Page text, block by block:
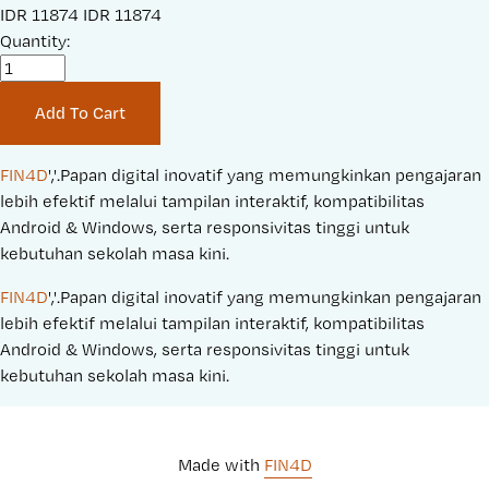
S
a
r
i
c
e
:
IDR 11874 O
i
n
a
l
P
r
c
e
:
IDR 11874
Quantity:
Add To Cart
FIN4D','.Papan digital inovatif yang memungkinkan pengajaran
lebih efektif melalui tampilan interaktif, kompatibilitas
Android & Windows, serta responsivitas tinggi untuk
kebutuhan sekolah masa kini.
FIN4D','.Papan digital inovatif yang memungkinkan pengajaran
lebih efektif melalui tampilan interaktif, kompatibilitas
Android & Windows, serta responsivitas tinggi untuk
kebutuhan sekolah masa kini.
Made with FIN4D